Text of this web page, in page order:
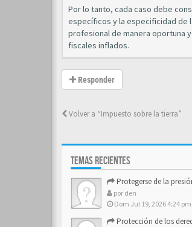
Por lo tanto, cada caso debe
específicos y la especificidad de
profesional de manera oportuna
fiscales inflados.
Responder
Volver a “Impuesto sobre la tierra”
TEMAS RECIENTES
Protegerse de la presión de las
por den
Dom Jul 19, 2026 4:24 pm
Protección de los derechos de autor y los